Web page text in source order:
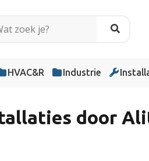
HVAC&R Industrie
door